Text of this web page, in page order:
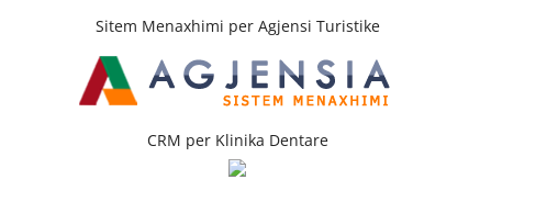
Sitem Menaxhimi per Agjensi Turistike
CRM per Klinika Dentare